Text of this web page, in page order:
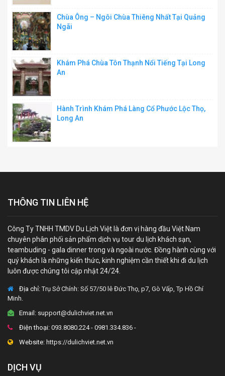
Chùa Ông – Ngôi Chùa Thiêng Nhất Tại Quảng
Ngãi
Khám Phá Chùa Tôn Thạnh Nổi Tiếng Tại Long
An
Hành Trình Khám Phá Làng Cổ Phước Lộc Thọ,
Long An
THÔNG TIN LIÊN HỆ
Công Ty TNHH TMDV Du Lịch Việt là đơn vị hàng đầu Việt Nam
chuyên phân phối sản phẩm dịch vụ tour du lịch khách sạn,
teambuding - gala dinner trong và ngoài nước. Đồng hành cùng với
quý khách là những kiến thức, kinh nghiệm cần thiết khi đi du lịch
luôn được chúng tôi cập nhật 24/24.
Địa chỉ:Trụ Sở Chính: Số 57/50 lê Đức Thọ, p7, Gò Vấp, Tp Hồ Chí
Minh.
Email: support@dulichviet.net.vn
Điện thoại: 093.8080.224 - 0981.334.836 -
Website: https://dulichviet.net.vn
DỊCH VỤ